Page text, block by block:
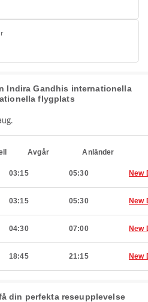
Indira Gandhis internationella
flygplats
Avgår Anländer
03:15 05:30 New
03:15 05:30 New
04:30 07:00 New
18:45 21:15 New
din perfekta reseupplevelse